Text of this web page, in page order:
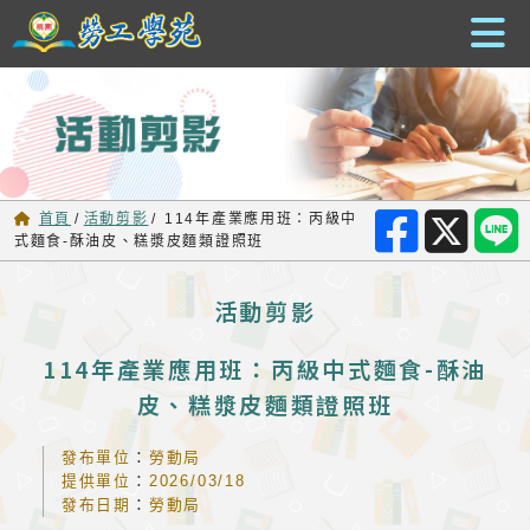
跳到主要內容
首頁 / 活動剪影 / 114年產業應用班：丙級中
式麵食-酥油皮、糕漿皮麵類證照班
活動剪影
114年產業應用班：丙級中式麵食-酥油
皮、糕漿皮麵類證照班
發布單位 ： 勞動局
提供單位 ： 2026/03/18
發布日期 ： 勞動局